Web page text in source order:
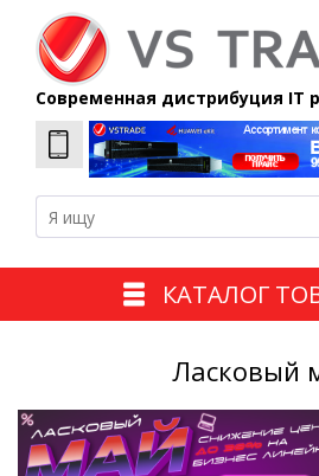
Современная дистрибуция IT
КАТАЛОГ
Ласковый